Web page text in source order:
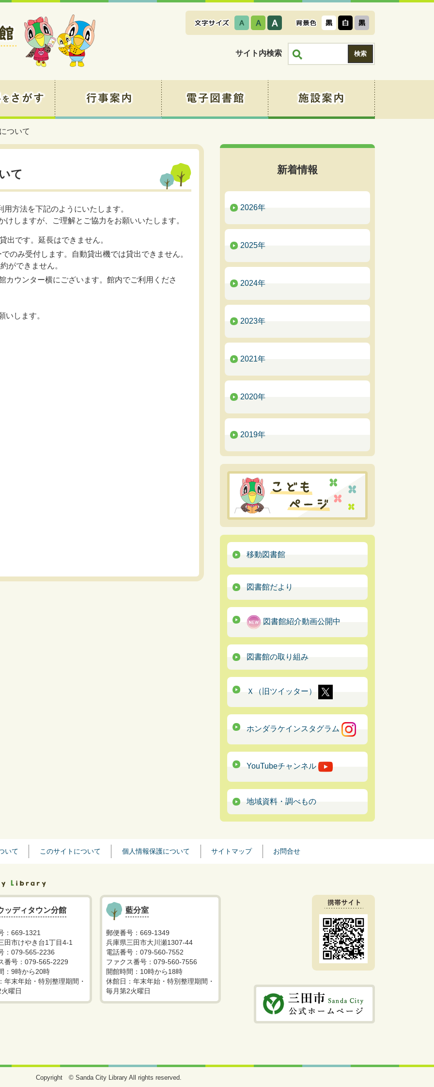
サイト内検索
ついて
て
方法を下記のようにいたします。
しますが、ご理解とご協力をお願いいたします。
出です。延長はできません。
のみ受付します。自動貸出機では貸出できません。
ができません。
カウンター横にございます。館内でご利用くださ
します。
新着情報
2026年
2025年
2024年
2023年
2021年
2020年
2019年
移動図書館
図書館だより
図書館紹介動画公開中
図書館の取り組み
Ｘ（旧ツイッター）
ホンダラケインスタグラム
YouTubeチャンネル
地域資料・調べもの
いて このサイトについて 個人情報保護について サイトマップ お問合せ
ッディタウン分館
：669-1321
田市けやき台1丁目4-1
：079-565-2236
番号：079-565-2229
：9時から20時
年末年始・特別整理期間・
曜日
藍分室
郵便番号：669-1349
兵庫県三田市大川瀬1307-44
電話番号：079-560-7552
ファクス番号：079-560-7556
開館時間：10時から18時
休館日：年末年始・特別整理期間・
毎月第2火曜日
Copyright © Sanda City Library All rights reserved.